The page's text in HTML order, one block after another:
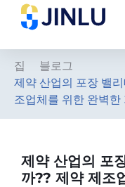
집
블로그
제약 산업의 포장 밸
조업체를 위한 완벽한
제약 산업의 포
까?? 제약 제조